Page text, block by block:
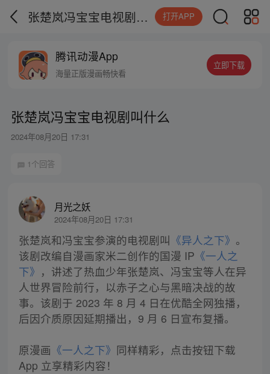
张楚岚冯宝宝电视剧叫什么 打开APP
腾讯动漫App
海量正版漫画畅快看
立即下载
张楚岚冯宝宝电视剧叫什么
2024年08月20日 17:31
1个回答
月光之妖
2024年08月20日 17:31
张楚岚和冯宝宝参演的电视剧叫 《异人之下》 。
该剧改编自漫画家米二创作的国漫 IP 《一人之
下》 ，讲述了热血少年张楚岚、冯宝宝等人在异
人世界冒险前行，以赤子之心与黑暗决战的故
事。该剧于 2023 年 8 月 4 日在优酷全网独播，
后因介质原因延期播出，9 月 6 日宣布复播。
原漫画 《一人之下》 同样精彩，点击按钮下载
App 立享精彩内容！